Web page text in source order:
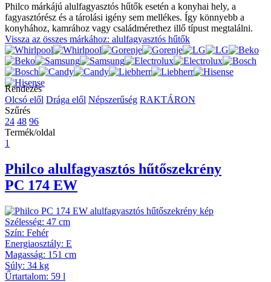
Philco márkájú alulfagyasztós hűtők esetén a konyhai hely, a
fagyasztórész és a tárolási igény sem mellékes. Így könnyebb a
konyhához, kamrához vagy családmérethez illő típust megtalálni.
Vissza az összes márkához: alulfagyasztós hűtők
Rendezés
Olcsó elől Drága elől Népszerűség RAKTÁRON
Szűrés
24 48 96
Termék/oldal
1
Philco alulfagyasztós hűtőszekrény
PC 174 EW
Szélesség: 47 cm
Szín: Fehér
Energiaosztály: E
Magasság: 151 cm
Súly: 34 kg
Űrtartalom: 59 l